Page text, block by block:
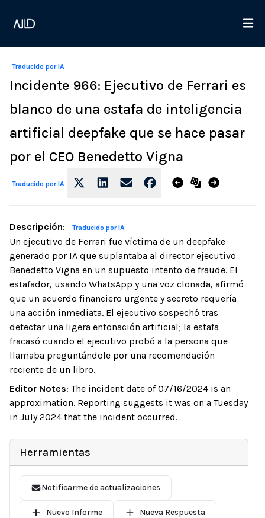
Traducido por IA
Incidente 966: Ejecutivo de Ferrari es
blanco de una estafa de inteligencia
artificial deepfake que se hace pasar
por el CEO Benedetto Vigna
Traducido por IA
Descripción: Traducido por IA
Un ejecutivo de Ferrari fue víctima de un deepfake
generado por IA que suplantaba al director ejecutivo
Benedetto Vigna en un supuesto intento de fraude. El
estafador, usando WhatsApp y una voz clonada, afirmó
que un acuerdo financiero urgente y secreto requería
una acción inmediata. El ejecutivo sospechó tras
detectar una ligera entonación artificial; la estafa
fracasó cuando el ejecutivo probó a la persona que
llamaba preguntándole por una recomendación
reciente de un libro.
Editor Notes: The incident date of 07/16/2024 is an
approximation. Reporting suggests it was on a Tuesday
in July 2024 that the incident occurred.
Herramientas
Notificarme de actualizaciones
Nuevo Informe Nueva Respuesta